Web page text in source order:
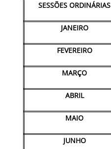
SESSÕES ORDINÁRIAS
JANEIRO
FEVEREIRO
MARÇO
ABRIL
MAIO
JUNHO